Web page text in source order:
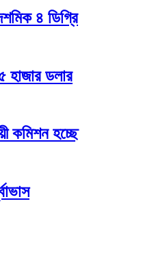
৪ ডিগ্রি
হাজার ডলার
কমিশন হচ্ছে